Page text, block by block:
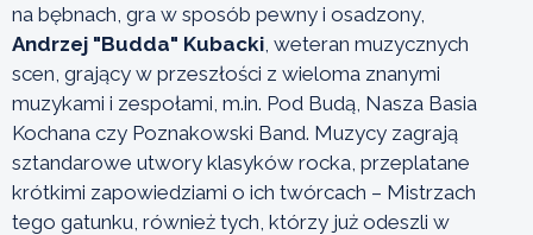
na bębnach, gra w sposób pewny i osadzony,
Andrzej "Budda" Kubacki , weteran muzycznych
scen, grający w przeszłości z wieloma znanymi
muzykami i zespołami, m.in. Pod Budą, Nasza Basia
Kochana czy Poznakowski Band. Muzycy zagrają
sztandarowe utwory klasyków rocka, przeplatane
krótkimi zapowiedziami o ich twórcach – Mistrzach
tego gatunku, również tych, którzy już odeszli w